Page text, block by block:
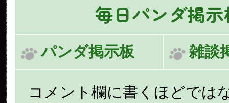
毎日パンダ掲
パンダ掲示板 雑談
コメント欄に書くほどでは